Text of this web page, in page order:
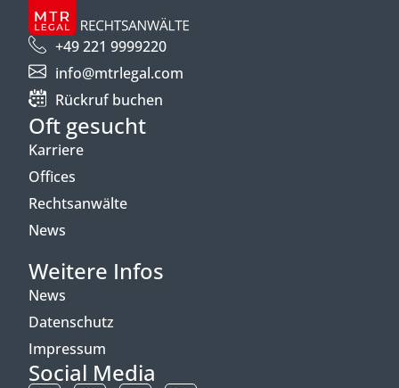
+49 221 9999220
info@mtrlegal.com
Rückruf buchen
Oft gesucht
Karriere
Offices
Rechtsanwälte
News
Weitere Infos
News
Datenschutz
Impressum
Social Media